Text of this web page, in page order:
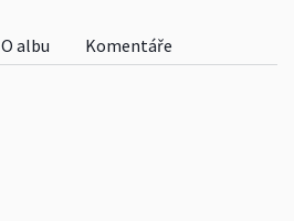
O albu Komentáře